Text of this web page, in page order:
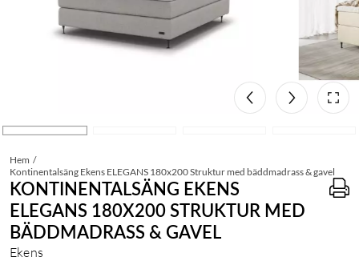
Hem
Kontinentalsäng Ekens ELEGANS 180x200 Struktur med bäddmadrass & gavel
KONTINENTALSÄNG EKENS
ELEGANS 180X200 STRUKTUR MED
BÄDDMADRASS & GAVEL
Ekens